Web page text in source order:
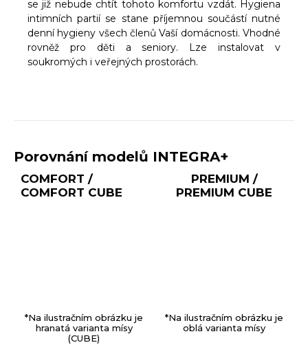
se již nebude chtít tohoto komfortu vzdát. Hygiena
intimních partií se stane příjemnou součástí nutné
denní hygieny všech členů Vaší domácnosti. Vhodné
rovněž pro děti a seniory. Lze instalovat v
soukromých i veřejných prostorách.
Porovnání modelů INTEGRA+
COMFORT /
COMFORT CUBE
*Na ilustračním obrázku je
hranatá varianta mísy
(CUBE)
PREMIUM /
PREMIUM CUBE
*Na ilustračním obrázku je
oblá varianta mísy